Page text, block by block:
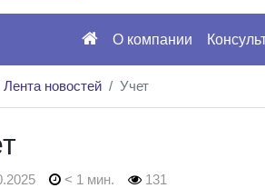
О компании
Лента новостей Учет
< 1 мин. 131